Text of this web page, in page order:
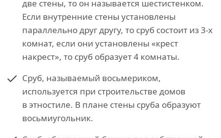
две стены, то он называется шестистенком.
Если внутренние стены установлены
параллельно друг другу, то сруб состоит из 3-х
комнат, если они установлены «крест
накрест», то сруб образует 4 комнаты.
Сруб, называемый восьмериком,
используется при строительстве домов
в этностиле. В плане стены сруба образуют
восьмиугольник.